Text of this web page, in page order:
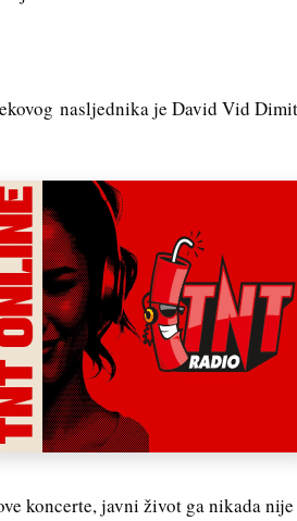
nasljednika je David Vid
koncerte, javni život ga nikada